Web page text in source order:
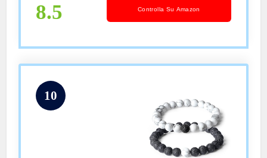
8.5 Controlla Su Amazon
10